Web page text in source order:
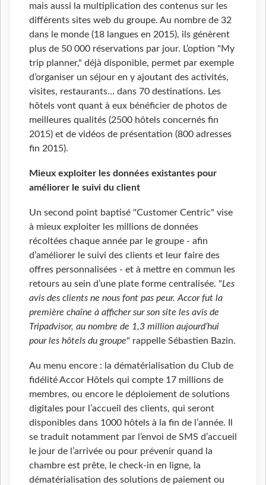
mais aussi la multiplication des contenus sur les
différents sites web du groupe. Au nombre de 32
dans le monde (18 langues en 2015), ils génèrent
plus de 50 000 réservations par jour. L’option "My
trip planner," déjà disponible, permet par exemple
d’organiser un séjour en y ajoutant des activités,
visites, restaurants… dans 70 destinations. Les
hôtels vont quant à eux bénéficier de photos de
meilleures qualités (2500 hôtels concernés fin
2015) et de vidéos de présentation (800 adresses
fin 2015).
Mieux exploiter les données existantes pour
améliorer le suivi du client
Un second point baptisé "Customer Centric" vise
à mieux exploiter les millions de données
récoltées chaque année par le groupe - afin
d’améliorer le suivi des clients et leur faire des
offres personnalisées - et à mettre en commun les
retours au sein d’une plate forme centralisée. "Les
avis des clients ne nous font pas peur. Accor fut la
première chaîne à afficher sur son site les avis de
Tripadvisor, au nombre de 1,3 million aujourd’hui
pour les hôtels du groupe" rappelle Sébastien Bazin.
Au menu encore : la dématérialisation du Club de
fidélité Accor Hôtels qui compte 17 millions de
membres, ou encore le déploiement de solutions
digitales pour l’accueil des clients, qui seront
disponibles dans 1000 hôtels à la fin de l’année. Il
se traduit notamment par l’envoi de SMS d’accueil
le jour de l’arrivée ou pour prévenir quand la
chambre est prête, le check-in en ligne, la
dématérialisation des solutions de paiement ou